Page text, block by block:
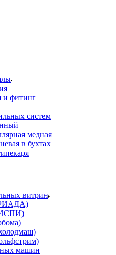
и фитинг
систем
медная
в бухтах
витрин
машин